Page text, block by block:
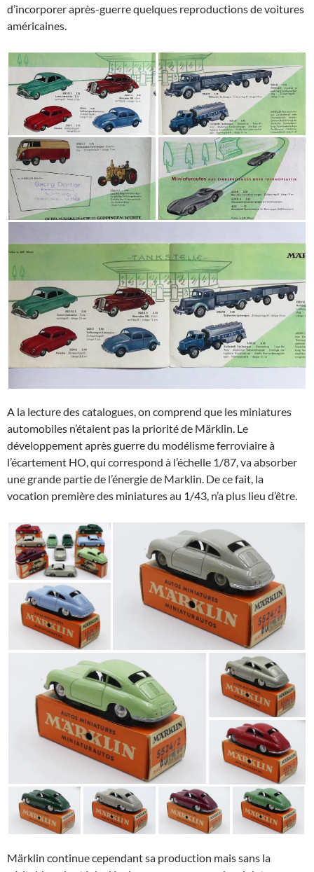
d’incorporer après-guerre quelques reproductions de voitures
américaines.
A la lecture des catalogues, on comprend que les miniatures
automobiles n’étaient pas la priorité de Märklin. Le
développement après guerre du modélisme ferroviaire à
l’écartement HO, qui correspond à l’échelle 1/87, va absorber
une grande partie de l’énergie de Marklin. De ce fait, la
vocation première des miniatures au 1/43, n’a plus lieu d’être.
Märklin continue cependant sa production mais sans la